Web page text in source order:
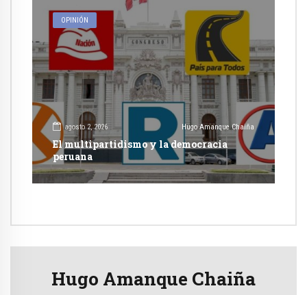
OPINIÓN
agosto 2, 2026 Hugo Amanque Chaiña
El multipartidismo y la democracia
peruana
Hugo Amanque Chaiña